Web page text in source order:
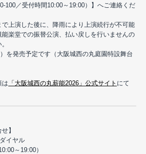
100／受付時間10:00～19:00）】へご連絡くだ
で上演した後に、降雨により上演続行が不可能
能楽堂での振替公演、払い戻しを行いませんの
を発売予定です（大阪城西の丸庭園特設舞台
は 「大阪城西の丸薪能2026」公式サイト にて
】
イヤル
～19:00）